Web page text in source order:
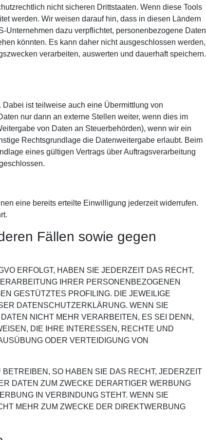
nicht sicheren Drittstaaten. Wenn diese Tools
werden. Wir weisen darauf hin, dass in diesen Ländern
dazu verpflichtet, personenbezogene Daten
könnten. Es kann daher nicht ausgeschlossen werden,
verarbeiten, auswerten und dauerhaft speichern.
ist teilweise auch eine Übermittlung von
nur dann an externe Stellen weiter, wenn dies im
von Daten an Steuerbehörden), wenn wir ein
Rechtsgrundlage die Datenweitergabe erlaubt. Beim
eines gültigen Vertrags über Auftragsverarbeitung
eine bereits erteilte Einwilligung jederzeit widerrufen.
Fällen sowie gegen
ERFOLGT, HABEN SIE JEDERZEIT DAS RECHT,
IHRER PERSONENBEZOGENEN
GESTÜTZTES PROFILING. DIE JEWEILIGE
DATENSCHUTZERKLÄRUNG. WENN SIE
NICHT MEHR VERARBEITEN, ES SEI DENN,
DIE IHRE INTERESSEN, RECHTE UND
ODER VERTEIDIGUNG VON
SO HABEN SIE DAS RECHT, JEDERZEIT
DATEN ZUM ZWECKE DERARTIGER WERBUNG
IN VERBINDUNG STEHT. WENN SIE
MEHR ZUM ZWECKE DER DIREKTWERBUNG